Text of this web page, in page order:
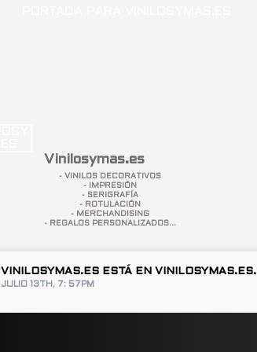
Vinilosymas.es
- VINILOS DECORATIVOS
- IMPRESIÓN
- SERIGRAFÍA
- ROTULACIÓN
- MERCHANDISING
- REGALOS PERSONALIZADOS...
VINILOSYMAS.ES ESTÁ EN VINILOSYMAS.ES.
JULIO 13TH, 7: 57PM